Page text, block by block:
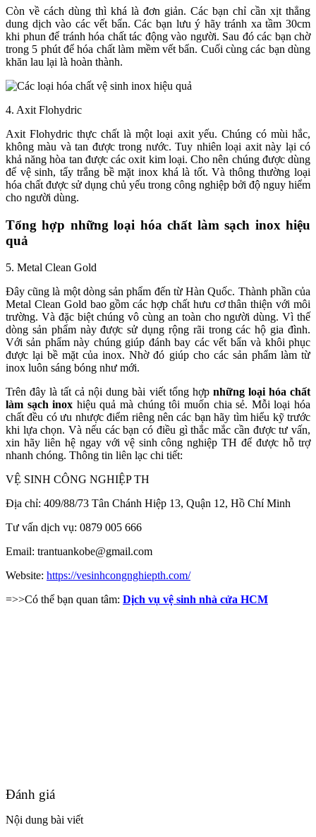
Còn về cách dùng thì khá là đơn giản. Các bạn chỉ cần xịt thẳng
dung dịch vào các vết bẩn. Các bạn lưu ý hãy tránh xa tầm 30cm
khi phun để tránh hóa chất tác động vào người. Sau đó các bạn chờ
trong 5 phút để hóa chất làm mềm vết bẩn. Cuối cùng các bạn dùng
khăn lau lại là hoàn thành.
4. Axit Flohydric
Axit Flohydric thực chất là một loại axit yếu. Chúng có mùi hắc,
không màu và tan được trong nước. Tuy nhiên loại axit này lại có
khả năng hòa tan được các oxit kim loại. Cho nên chúng được dùng
để vệ sinh, tẩy trắng bề mặt inox khá là tốt. Và thông thường loại
hóa chất được sử dụng chủ yếu trong công nghiệp bởi độ nguy hiểm
cho người dùng.
Tổng hợp những loại hóa chất làm sạch inox hiệu
quả
5. Metal Clean Gold
Đây cũng là một dòng sản phẩm đến từ Hàn Quốc. Thành phần của
Metal Clean Gold bao gồm các hợp chất hưu cơ thân thiện với môi
trường. Và đặc biệt chúng vô cùng an toàn cho người dùng. Vì thế
dòng sản phẩm này được sử dụng rộng rãi trong các hộ gia đình.
Với sản phẩm này chúng giúp đánh bay các vết bẩn và khôi phục
được lại bề mặt của inox. Nhờ đó giúp cho các sản phẩm làm từ
inox luôn sáng bóng như mới.
Trên đây là tất cả nội dung bài viết tổng hợp những loại hóa chất
làm sạch inox hiệu quả mà chúng tôi muốn chia sẻ. Mỗi loại hóa
chất đều có ưu nhược điểm riêng nên các bạn hãy tìm hiểu kỹ trước
khi lựa chọn. Và nếu các bạn có điều gì thắc mắc cần được tư vấn,
xin hãy liên hệ ngay với vệ sinh công nghiệp TH để được hỗ trợ
nhanh chóng. Thông tin liên lạc chi tiết:
VỆ SINH CÔNG NGHIỆP TH
Địa chỉ: 409/88/73 Tân Chánh Hiệp 13, Quận 12, Hồ Chí Minh
Tư vấn dịch vụ: 0879 005 666
Email: trantuankobe@gmail.com
Website: https://vesinhcongnghiepth.com/
=>>Có thể bạn quan tâm: Dịch vụ vệ sinh nhà cửa HCM
Đánh giá
Nội dung bài viết